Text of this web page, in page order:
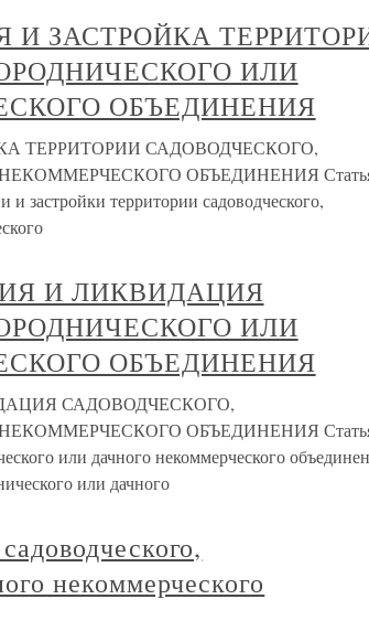
И ЗАСТРОЙКА
ИЛИ
ОБЪЕДИНЕНИЯ
ТЕРРИТОРИИ САДОВОДЧЕСКОГО,
ОБЪЕДИНЕНИЯ
и застройки территории садоводческого,
И ЛИКВИДАЦИЯ
ИЛИ
ОБЪЕДИНЕНИЯ
САДОВОДЧЕСКОГО,
ОБЪЕДИНЕНИЯ
или дачного некоммерческого
или дачного
некоммерческого